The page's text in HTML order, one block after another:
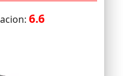
6.6